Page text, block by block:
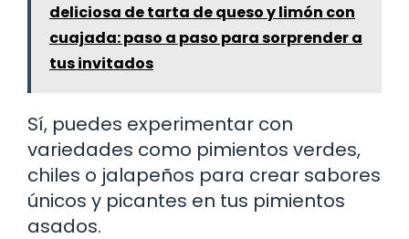
deliciosa de tarta de queso y limón con
cuajada: paso a paso para sorprender a
tus invitados
Sí, puedes experimentar con
variedades como pimientos verdes,
chiles o jalapeños para crear sabores
únicos y picantes en tus pimientos
asados.